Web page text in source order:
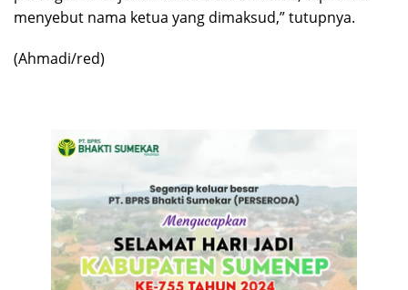
menyebut nama ketua yang dimaksud,” tutupnya.
(Ahmadi/red)